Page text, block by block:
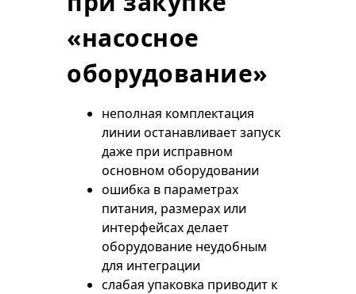
«насосное
оборудование»
неполная комплектация
линии останавливает запуск
даже при исправном
основном оборудовании
ошибка в параметрах
питания, размерах или
интерфейсах делает
оборудование неудобным
для интеграции
слабая упаковка приводит к